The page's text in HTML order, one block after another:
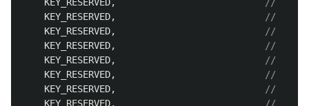
KEY_RESERVED,
KEY_RESERVED,
KEY_RESERVED,
KEY_RESERVED,
KEY_RESERVED,
KEY_RESERVED,
KEY_RESERVED,